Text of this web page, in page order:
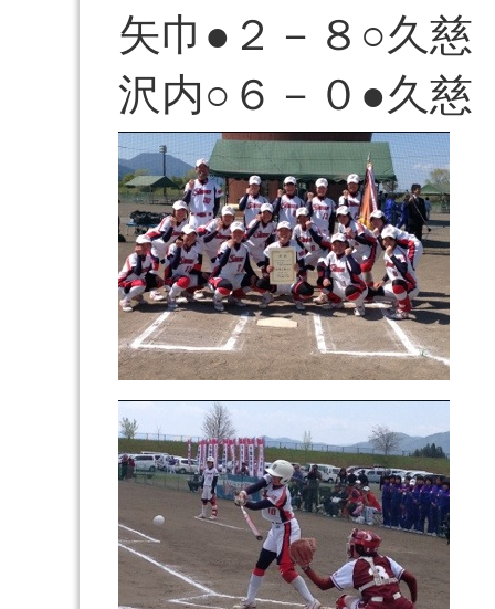
矢巾●２－８○久慈
沢内○６－０●久慈